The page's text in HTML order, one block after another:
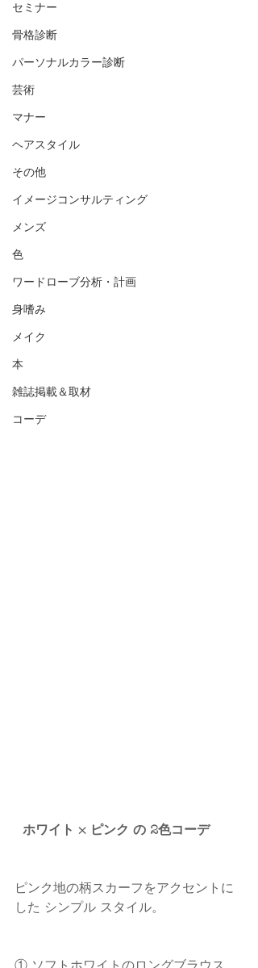
セミナー
骨格診断
パーソナルカラー診断
芸術
マナー
ヘアスタイル
その他
イメージコンサルティング
メンズ
色
ワードローブ分析・計画
身嗜み
メイク
本
雑誌掲載＆取材
コーデ
ホワイト × ピンク の 2色コーデ
ピンク地の柄スカーフをアクセントに
した シンプル スタイル。